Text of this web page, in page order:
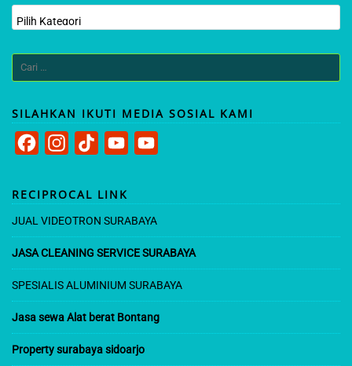
Kategori
Cari
untuk:
SILAHKAN IKUTI MEDIA SOSIAL KAMI
c
e
b
o
o
s
t
a
g
r
m
k
T
o
k
T
u
b
e
u
b
e
h
RECIPROCAL LINK
JUAL VIDEOTRON SURABAYA
JASA CLEANING SERVICE SURABAYA
SPESIALIS ALUMINIUM SURABAYA
Jasa sewa Alat berat Bontang
Property surabaya sidoarjo